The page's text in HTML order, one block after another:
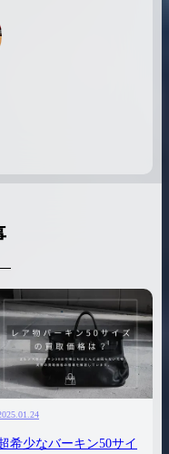
希少なバーキン50サイ